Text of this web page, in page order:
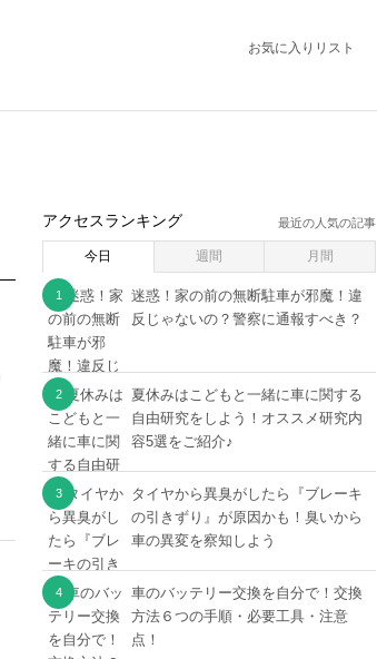
お気に入りリスト
アクセスランキング 最近の人気の記事
今日 週間 月間
迷惑！家の前の無断駐車が邪魔！違
反じゃないの？警察に通報すべき？
夏休みはこどもと一緒に車に関する
自由研究をしよう！オススメ研究内
容5選をご紹介♪
タイヤから異臭がしたら『ブレーキ
の引きずり』が原因かも！臭いから
車の異変を察知しよう
車のバッテリー交換を自分で！交換
方法６つの手順・必要工具・注意
点！